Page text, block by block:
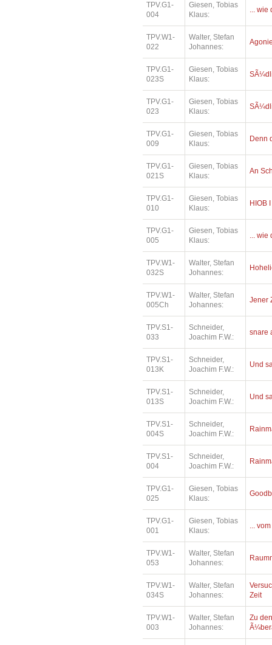
TPV.G1-
004
Giesen, Tobias
Klaus:
... wie
TPV.W1-
022
Walter, Stefan
Johannes:
TPV.G1-
023S
Giesen, Tobias
Klaus:
TPV.G1-
023
Giesen, Tobias
Klaus:
TPV.G1-
009
Giesen, Tobias
Klaus:
Denn
TPV.G1-
021S
Giesen, Tobias
Klaus:
An
TPV.G1-
010
Giesen, Tobias
Klaus:
HIOB I
TPV.G1-
005
Giesen, Tobias
Klaus:
... wie
TPV.W1-
032S
Walter, Stefan
Johannes:
TPV.W1-
005Ch
Walter, Stefan
Johannes:
Jener
TPV.S1-
033
Schneider,
Joachim F.W.:
snare
TPV.S1-
013K
Schneider,
Joachim F.W.:
Und
TPV.S1-
013S
Schneider,
Joachim F.W.:
Und
TPV.S1-
004S
Schneider,
Joachim F.W.:
TPV.S1-
004
Schneider,
Joachim F.W.:
TPV.G1-
025
Giesen, Tobias
Klaus:
TPV.G1-
001
Giesen, Tobias
Klaus:
...
TPV.W1-
053
Walter, Stefan
Johannes:
TPV.W1-
034S
Walter, Stefan
Johannes:
Zeit
TPV.W1-
003
Walter, Stefan
Johannes:
Zu